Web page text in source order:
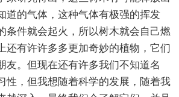
道的气体，这种气体有极强的挥发
条件就会起火，所以树木就会自己燃
还有许许多多更加奇妙的植物，它们
友。但现在还有许多我们不知道名
性，但我想随着科学的发展，随着我